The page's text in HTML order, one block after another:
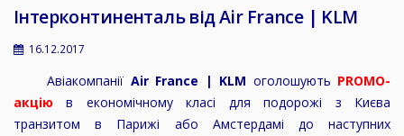
Інтерконтиненталь від Air France | KLM
16.12.2017
Авіакомпанії Air France | KLM оголошують PROMO-
акцію в економічному класі для подорожі з Києва
транзитом в Парижі або Амстердамі до наступних